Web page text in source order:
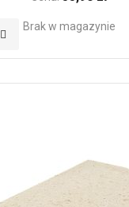
Brak w magazynie
Dodaj do Ulubionych